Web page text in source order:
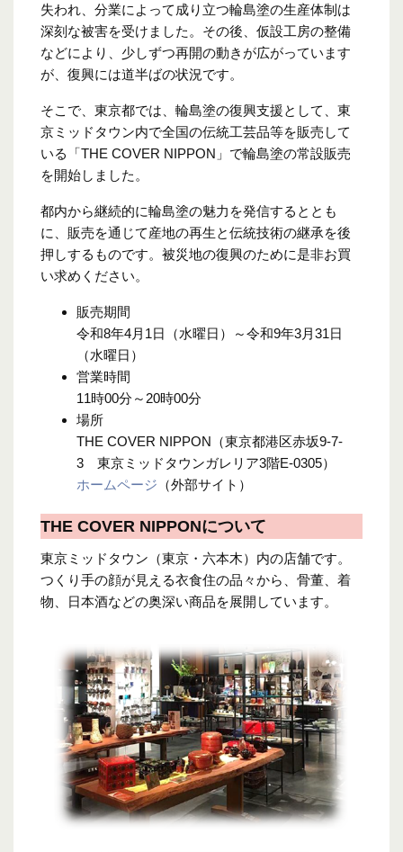
失われ、分業によって成り立つ輪島塗の生産体制は
深刻な被害を受けました。その後、仮設工房の整備
などにより、少しずつ再開の動きが広がっています
が、復興には道半ばの状況です。
そこで、東京都では、輪島塗の復興支援として、東
京ミッドタウン内で全国の伝統工芸品等を販売して
いる「THE COVER NIPPON」で輪島塗の常設販売
を開始しました。
都内から継続的に輪島塗の魅力を発信するととも
に、販売を通じて産地の再生と伝統技術の継承を後
押しするものです。被災地の復興のために是非お買
い求めください。
販売期間
令和8年4月1日（水曜日）～令和9年3月31日
（水曜日）
営業時間
11時00分～20時00分
場所
THE COVER NIPPON（東京都港区赤坂9-7-
3 東京ミッドタウンガレリア3階E-0305）
ホームページ （外部サイト）
THE COVER NIPPONについて
東京ミッドタウン（東京・六本木）内の店舗です。
つくり手の顔が見える衣食住の品々から、骨董、着
物、日本酒などの奥深い商品を展開しています。